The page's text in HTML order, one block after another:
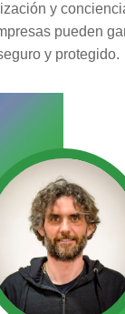
y
pueden
y protegido.